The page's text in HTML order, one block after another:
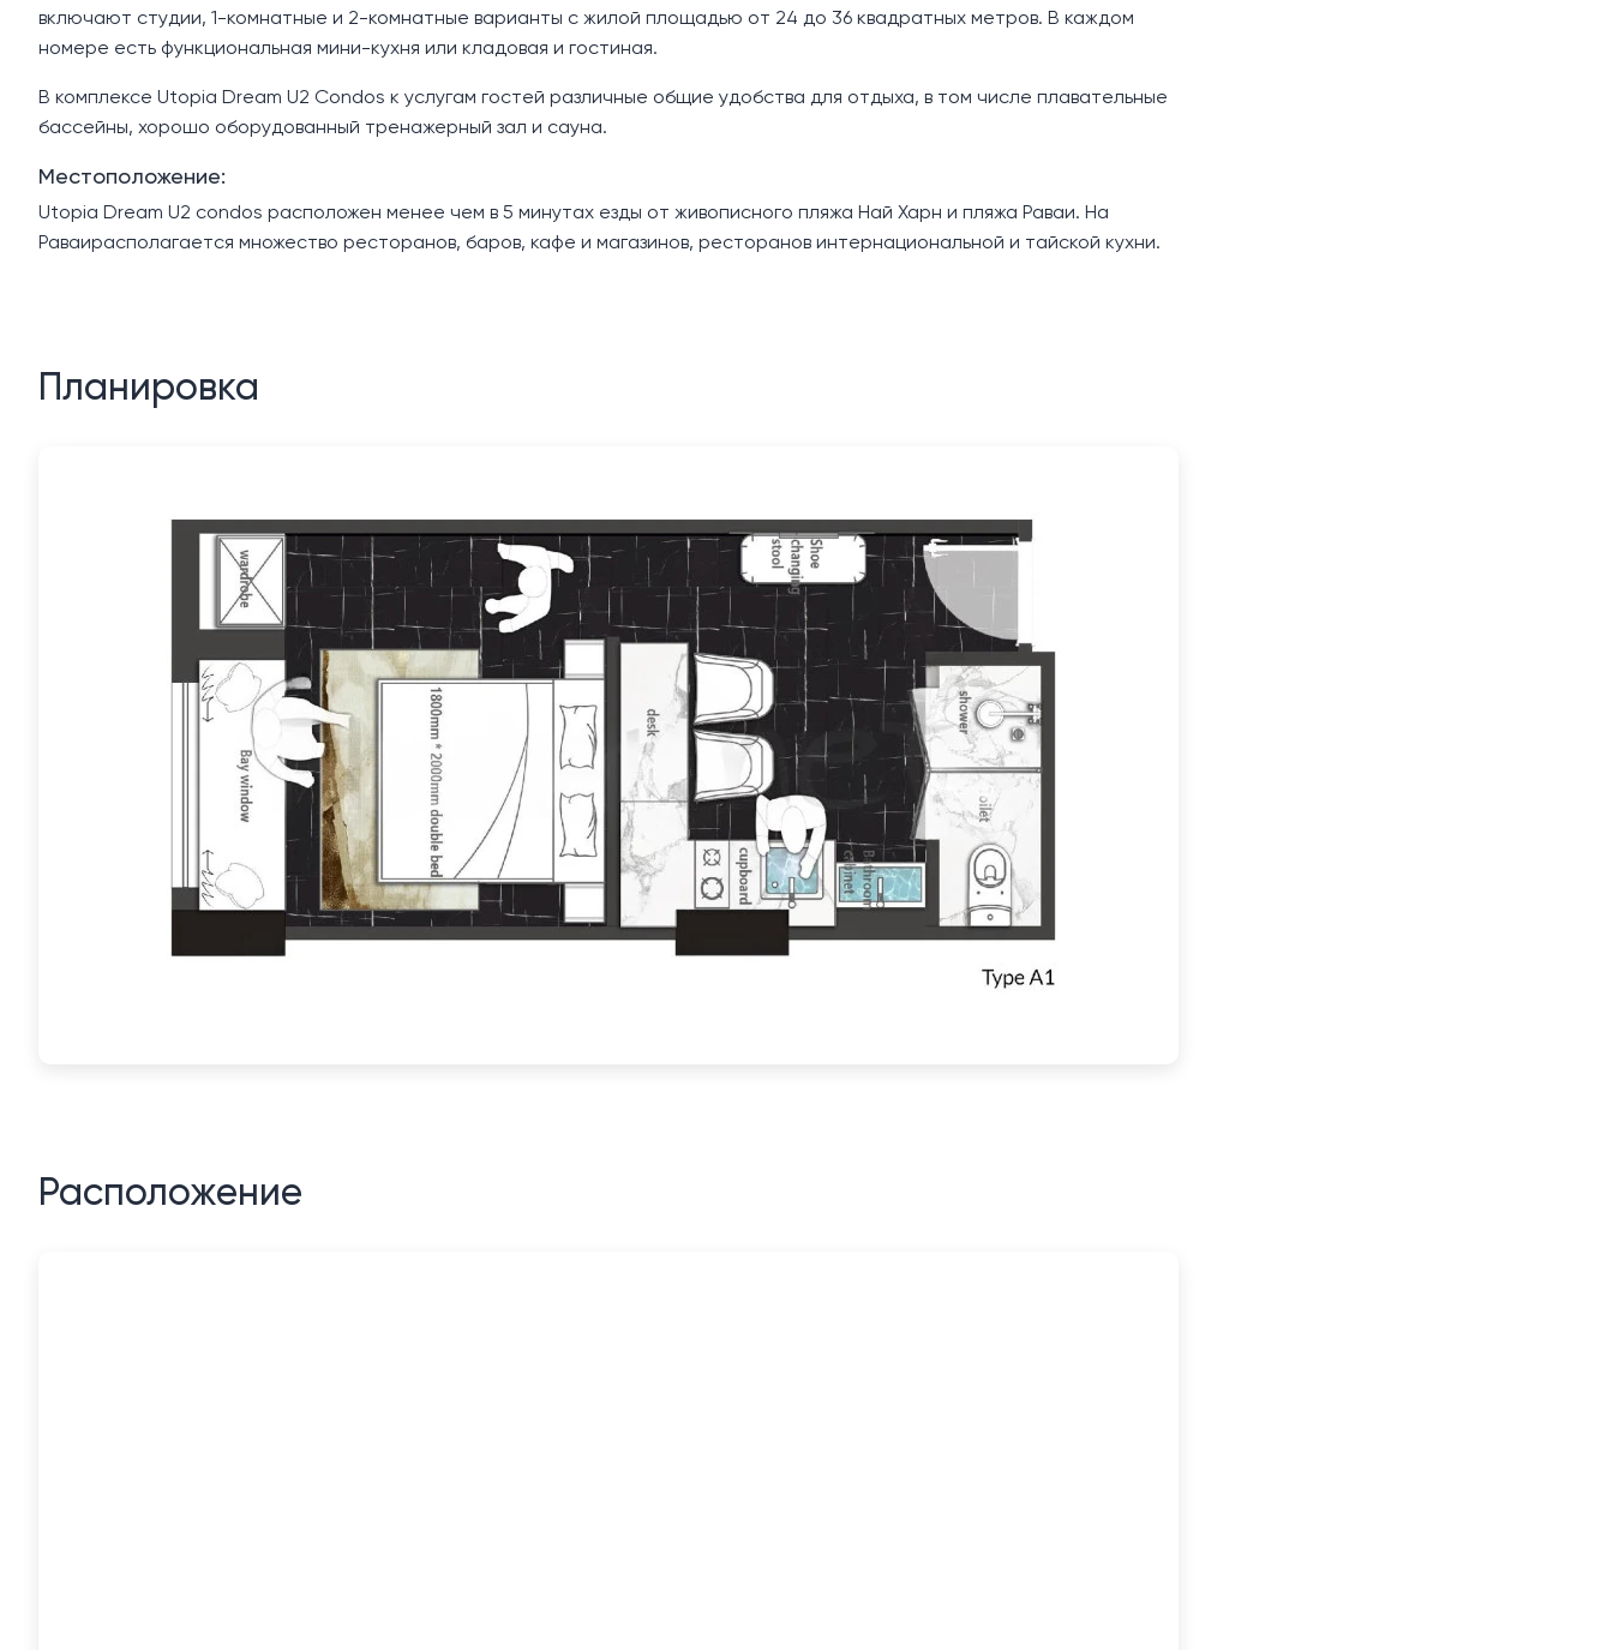
включают студии, 1-комнатные и 2-комнатные варианты с жилой площадью от 24 до 36 квадратных метров. В каждом
номере есть функциональная мини-кухня или кладовая и гостиная.
В комплексе Utopia Dream U2 Condos к услугам гостей различные общие удобства для отдыха, в том числе плавательные
бассейны, хорошо оборудованный тренажерный зал и сауна.
Местоположение:
Utopia Dream U2 condos расположен менее чем в 5 минутах езды от живописного пляжа Най Харн и пляжа Раваи. На
Раваирасполагается множество ресторанов, баров, кафе и магазинов, ресторанов интернациональной и тайской кухни.
Планировка
Расположение